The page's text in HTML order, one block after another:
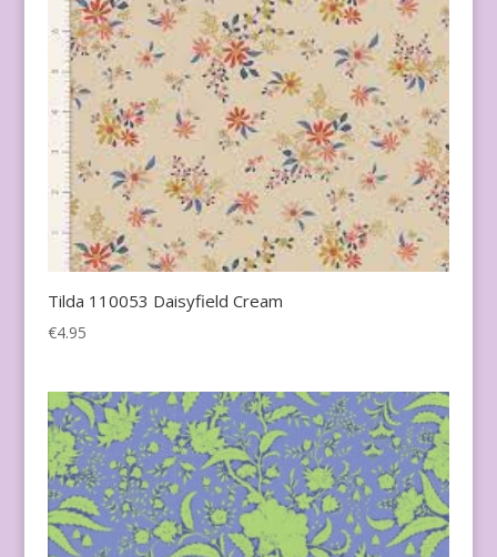
Tilda 110053 Daisyfield Cream
€4.95